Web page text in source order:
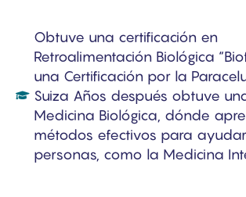
Obtuve una certificación en
Retroalimentación Biológica
una Certificación por la
Suiza Años después obtuve
Medicina Biológica, dónde
métodos efectivos para
personas, como la Medicina